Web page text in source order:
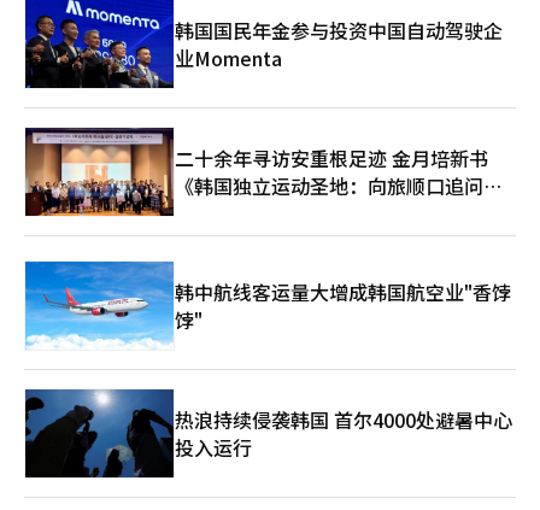
韩国国民年金参与投资中国自动驾驶企
业Momenta
二十余年寻访安重根足迹 金月培新书
《韩国独立运动圣地：向旅顺口追问历
韩中航线客运量大增成韩国航空业"香饽
饽"
热浪持续侵袭韩国 首尔4000处避暑中心
投入运行